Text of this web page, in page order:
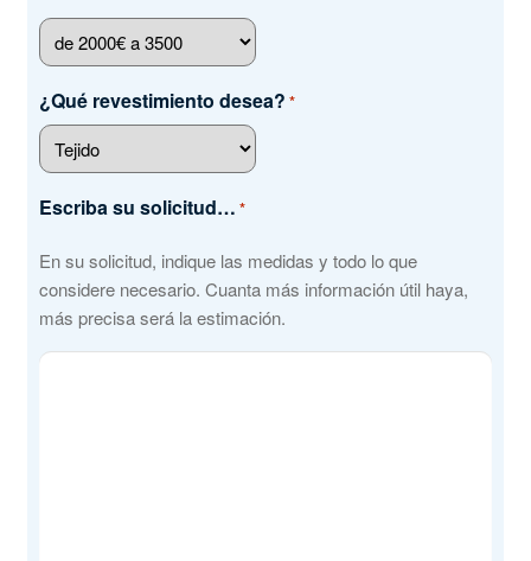
¿Qué revestimiento desea? *
Escriba su solicitud… *
En su solicitud, indique las medidas y todo lo que
considere necesario. Cuanta más información útil haya,
más precisa será la estimación.